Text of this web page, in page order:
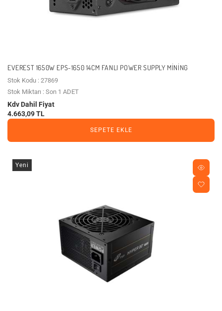
EVEREST 1650W EPS-1650 14CM FANLI POWER SUPPLY MINING
Stok Kodu : 27869
Stok Miktarı : Son 1 ADET
Kdv Dahil Fiyat
4.663,09 TL
SEPETE EKLE
Yeni